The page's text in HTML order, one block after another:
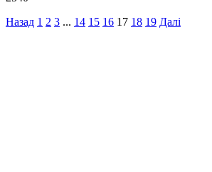
Назад 1 2 3 ... 14 15 16 17 18 19 Далі